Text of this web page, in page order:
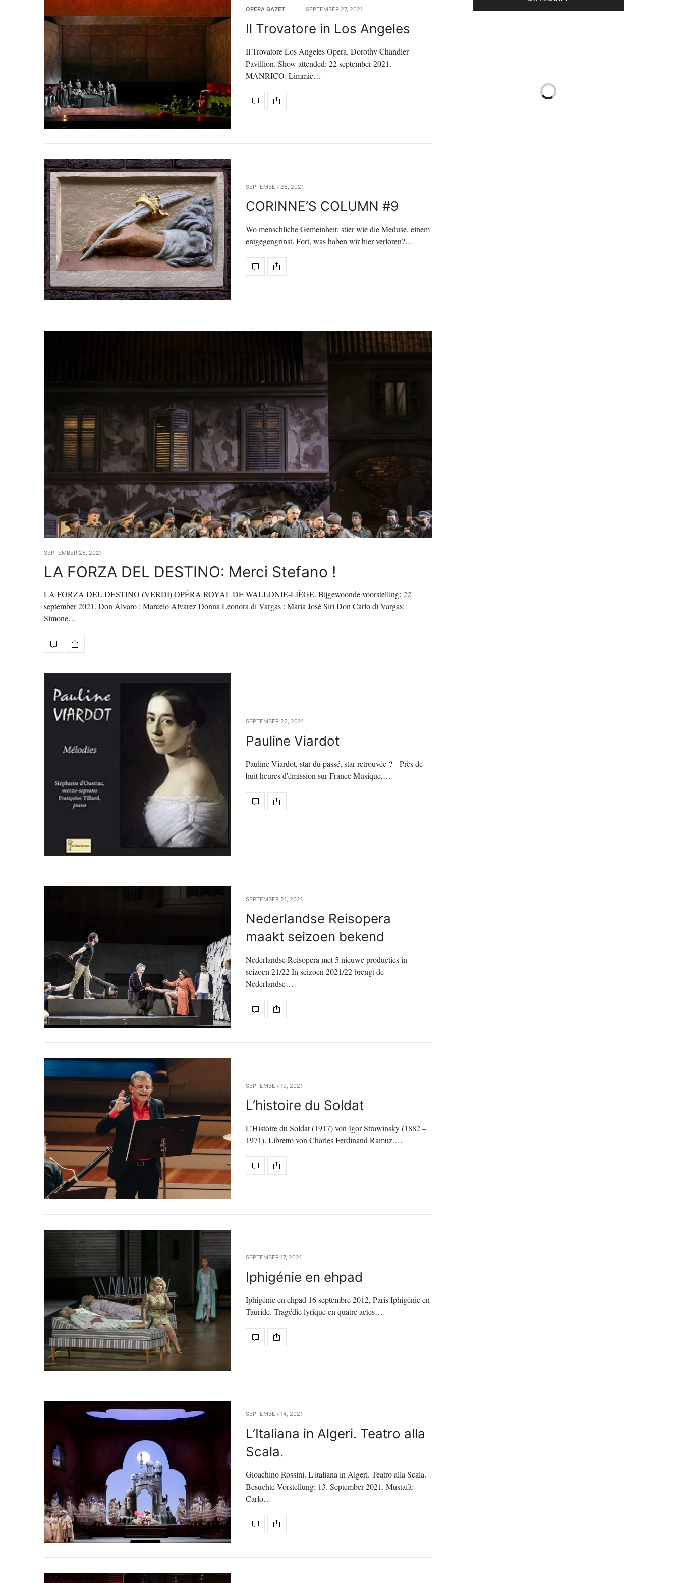
OPERA GAZET SEPTEMBER 27, 2021
Il Trovatore in Los Angeles
Il Trovatore Los Angeles Opera. Dorothy Chandler
Pavillion. Show attended: 22 september 2021.
MANRICO: Limmie…
SEPTEMBER 26, 2021
CORINNE’S COLUMN #9
Wo menschliche Gemeinheit, stier wie die Meduse, einem
entgegengrinst. Fort, was haben wir hier verloren?…
SEPTEMBER 26, 2021
LA FORZA DEL DESTINO: Merci Stefano !
LA FORZA DEL DESTINO (VERDI) OPÉRA ROYAL DE WALLONIE-LIÈGE. Bijgewoonde voorstelling: 22
september 2021. Don Alvaro : Marcelo Alvarez Donna Leonora di Vargas : Maria José Siri Don Carlo di Vargas:
Simone…
SEPTEMBER 22, 2021
Pauline Viardot
Pauline Viardot, star du passé, star retrouvée ? Près de
huit heures d'émission sur France Musique,…
SEPTEMBER 21, 2021
Nederlandse Reisopera
maakt seizoen bekend
Nederlandse Reisopera met 5 nieuwe producties in
seizoen 21/22 In seizoen 2021/22 brengt de
Nederlandse…
SEPTEMBER 19, 2021
L’histoire du Soldat
L’Histoire du Soldat (1917) von Igor Strawinsky (1882 –
1971). Libretto von Charles Ferdinand Ramuz.…
SEPTEMBER 17, 2021
Iphigénie en ehpad
Iphigénie en ehpad 16 septembre 2012, Paris Iphigénie en
Tauride. Tragédie lyrique en quatre actes…
SEPTEMBER 14, 2021
L’Italiana in Algeri. Teatro alla
Scala.
Gioachino Rossini. L'italiana in Algeri. Teatro alla Scala.
Besuchte Vorstellung: 13. September 2021. Mustafà:
Carlo…